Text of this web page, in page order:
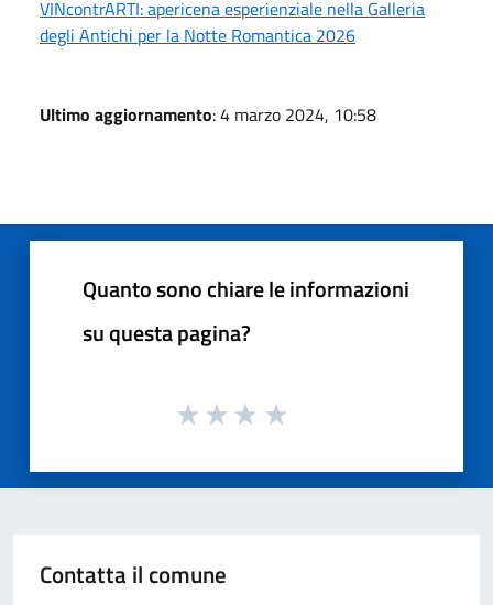
VINcontrARTI: apericena esperienziale nella Galleria
degli Antichi per la Notte Romantica 2026
Ultimo aggiornamento: 4 marzo 2024, 10:58
Quanto sono chiare le informazioni
su questa pagina?
Contatta il comune